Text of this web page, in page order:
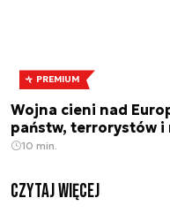
PREMIUM
Wojna cieni nad
państw, terrorystów i
10 min.
czytaj więcej